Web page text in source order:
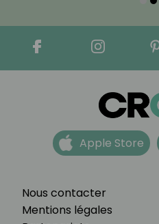
Nous contacter
Mentions légales
Apple Store